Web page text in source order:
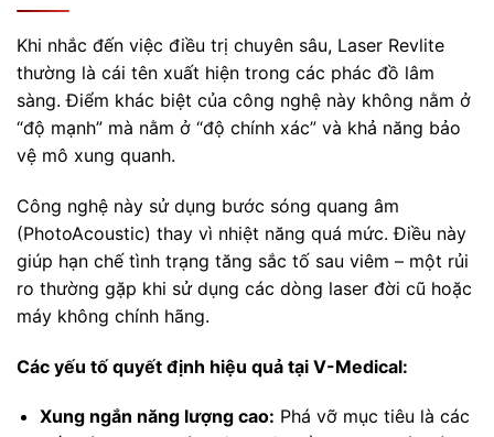
Khi nhắc đến việc điều trị chuyên sâu, Laser Revlite
thường là cái tên xuất hiện trong các phác đồ lâm
sàng. Điểm khác biệt của công nghệ này không nằm ở
“độ mạnh” mà nằm ở “độ chính xác” và khả năng bảo
vệ mô xung quanh.
Công nghệ này sử dụng bước sóng quang âm
(PhotoAcoustic) thay vì nhiệt năng quá mức. Điều này
giúp hạn chế tình trạng tăng sắc tố sau viêm – một rủi
ro thường gặp khi sử dụng các dòng laser đời cũ hoặc
máy không chính hãng.
Các yếu tố quyết định hiệu quả tại V-Medical:
Xung ngắn năng lượng cao: Phá vỡ mục tiêu là các